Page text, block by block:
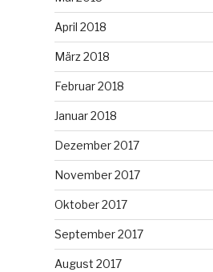
April 2018
März 2018
Februar 2018
Januar 2018
Dezember 2017
November 2017
Oktober 2017
September 2017
August 2017